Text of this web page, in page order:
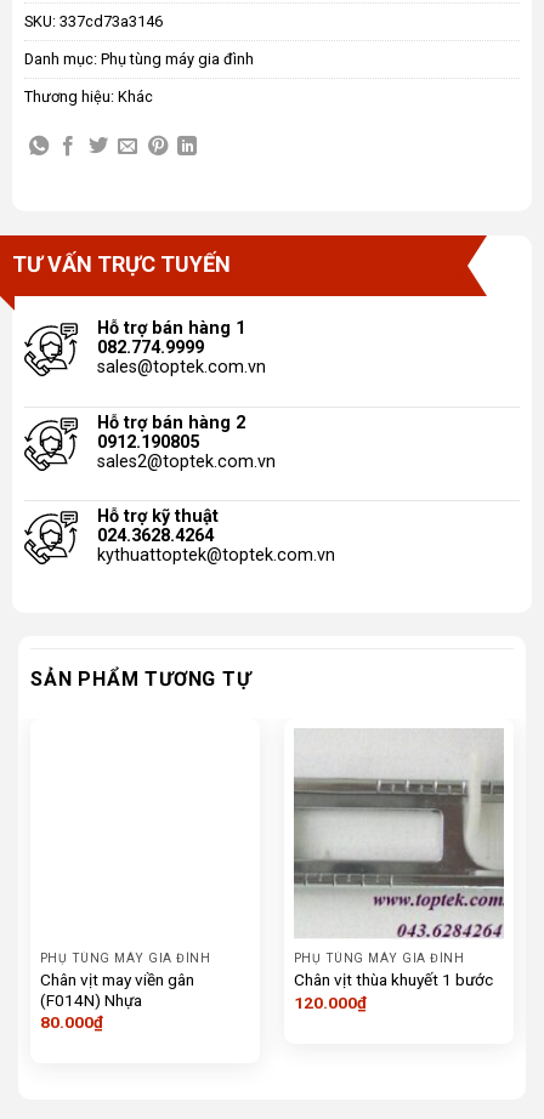
SKU: 337cd73a3146
Danh mục: Phụ tùng máy gia đình
Thương hiệu: Khác
TƯ VẤN TRỰC TUYẾN
Hỗ trợ bán hàng 1
082.774.9999
sales@toptek.com.vn
Hỗ trợ bán hàng 2
0912.190805
sales2@toptek.com.vn
Hỗ trợ kỹ thuật
024.3628.4264
kythuattoptek@toptek.com.vn
SẢN PHẨM TƯƠNG TỰ
PHỤ TÙNG MÁY GIA ĐÌNH
Chân vịt may viền gân
(F014N) Nhựa
80.000₫
PHỤ TÙNG MÁY GIA ĐÌNH
Chân vịt thùa khuyết 1 bước
120.000₫